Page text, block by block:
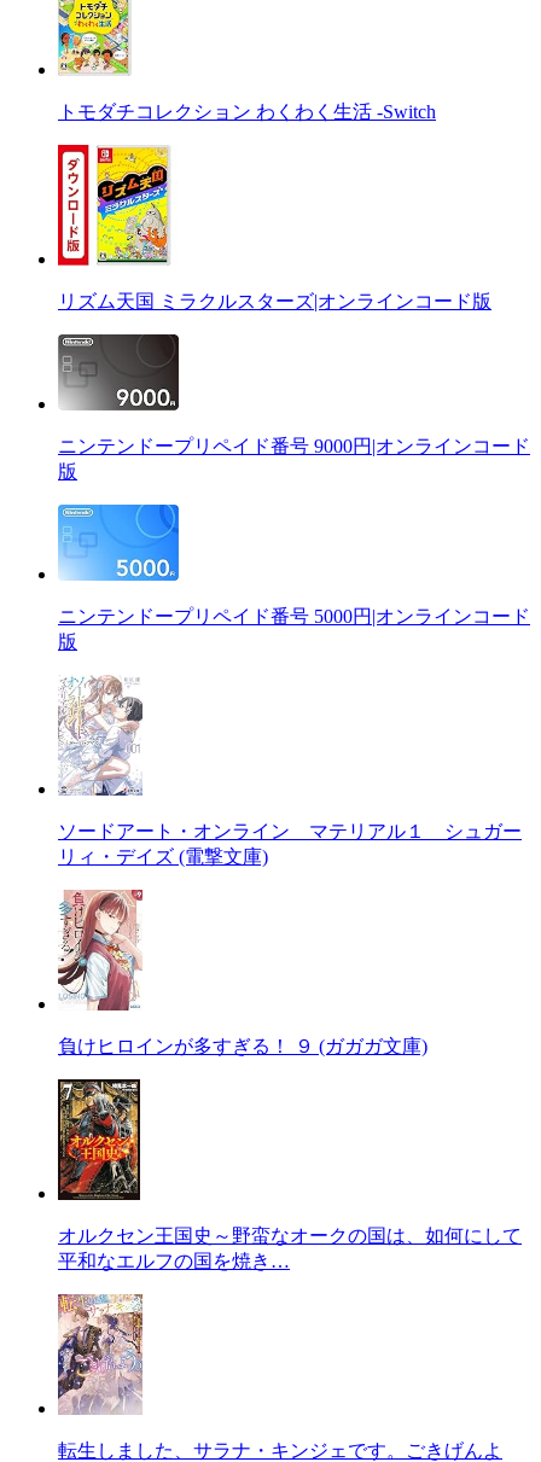
トモダチコレクション わくわく生活 -Switch
リズム天国 ミラクルスターズ|オンラインコード版
ニンテンドープリペイド番号 9000円|オンラインコード
版
ニンテンドープリペイド番号 5000円|オンラインコード
版
ソードアート・オンライン マテリアル１ シュガー
リィ・デイズ (電撃文庫)
負けヒロインが多すぎる！ ９ (ガガガ文庫)
オルクセン王国史～野蛮なオークの国は、如何にして
平和なエルフの国を焼き…
転生しました、サラナ・キンジェです。ごきげんよ